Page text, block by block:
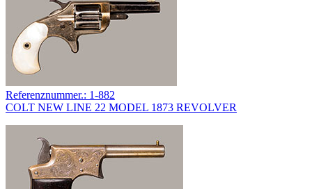
Referenznummer.: 1-882
COLT NEW LINE 22 MODEL 1873 REVOLVER